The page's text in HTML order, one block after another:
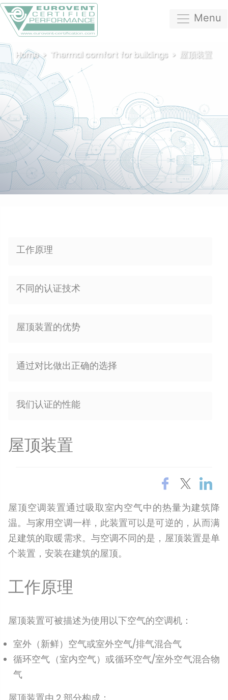
Menu
Home Thermal comfort for buildings 屋顶装置
工作原理
不同的认证技术
屋顶装置的优势
通过对比做出正确的选择
我们认证的性能
屋顶装置
屋顶空调装置通过吸取室内空气中的热量为建筑降
温。与家用空调一样，此装置可以是可逆的，从而满
足建筑的取暖需求。与空调不同的是，屋顶装置是单
个装置，安装在建筑的屋顶。
工作原理
屋顶装置可被描述为使用以下空气的空调机：
室外（新鲜）空气或室外空气/排气混合气
循环空气（室内空气）或循环空气/室外空气混合物
气